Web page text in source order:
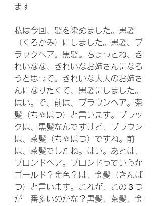
ます
私は今回、髪を染めました。黒髪
（くろかみ）にしました。黒髪、ブ
ラックヘア。黒髪。ちょっとね、き
れいなな、きれいなお姉さんになろ
うと思って。きれいな大人のお姉さ
んになりたくて、黒髪にしました。
はい。で、前は、ブラウンヘア。茶
髪（ちゃぱつ）と言います。ブラッ
クは、黒髪なんですけど、ブラウン
は、茶髪（ちゃぱつ）ですね。前
は、茶髪でしたね。はい。あとは、
ブロンドヘア。ブロンドっていうか
ゴールド？金色？は、金髪（きんぱ
つ）と言います。これが、この３つ
が一番多いのかな？黒髪、茶髪、金